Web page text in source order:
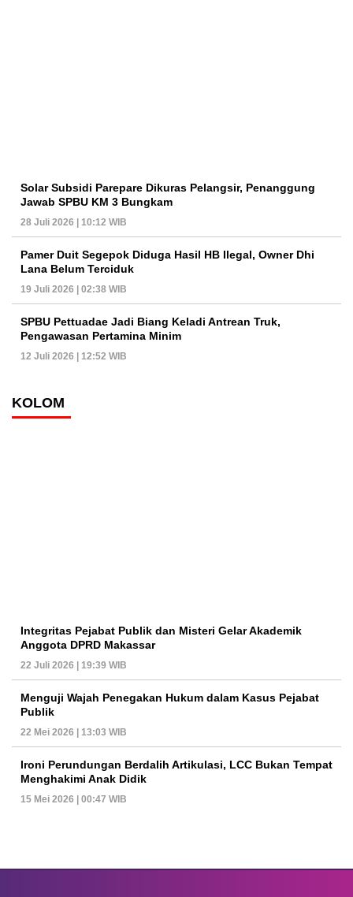
Solar Subsidi Parepare Dikuras Pelangsir, Penanggung
Jawab SPBU KM 3 Bungkam
28 Juli 2026 | 10:12 WIB
Pamer Duit Segepok Diduga Hasil HB Ilegal, Owner Dhi
Lana Belum Terciduk
19 Juli 2026 | 02:38 WIB
SPBU Pettuadae Jadi Biang Keladi Antrean Truk,
Pengawasan Pertamina Minim
12 Juli 2026 | 12:52 WIB
KOLOM
Integritas Pejabat Publik dan Misteri Gelar Akademik
Anggota DPRD Makassar
22 Juli 2026 | 19:39 WIB
Menguji Wajah Penegakan Hukum dalam Kasus Pejabat
Publik
22 Mei 2026 | 13:03 WIB
Ironi Perundungan Berdalih Artikulasi, LCC Bukan Tempat
Menghakimi Anak Didik
15 Mei 2026 | 00:47 WIB